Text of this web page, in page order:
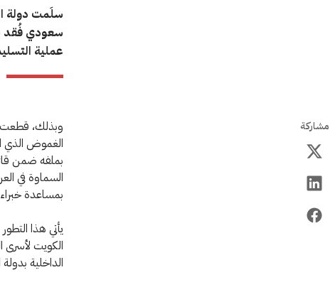
سلَمت دولة
عملية
مشاركة
وبذلك، قطعت
الغموض الذي
بملفه ضمن
بمساعدة
يأتي هذا
الكويت لأسرى
الداخلية